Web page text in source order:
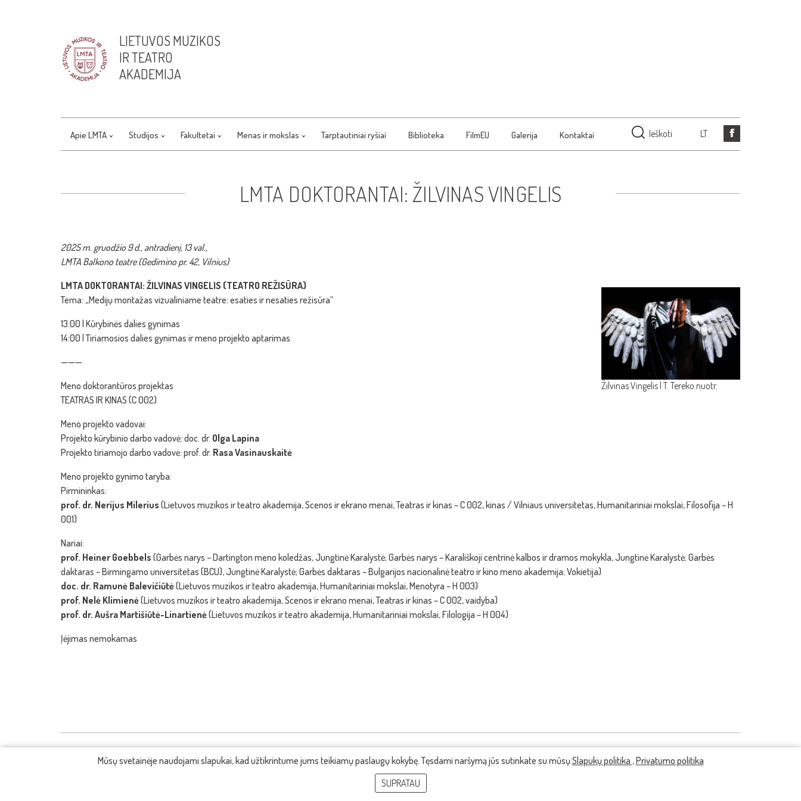
LIETUVOS MUZIKOS
IR TEATRO
AKADEMIJA
Apie LMTA Studijos Fakultetai Menas ir mokslas Tarptautiniai ryšiai Biblioteka FilmEU Galerija Kontaktai Ieškoti LT
Mūsų svetainėje naudojami slapukai, kad užtikrintume jums teikiamų paslaugų kokybę. Tęsdami naršymą jūs sutinkate su mūsųSlapukų politika ,Privatumo politika
SUPRATAU
LMTA DOKTORANTAI: ŽILVINAS VINGELIS
2025 m. gruodžio 9 d., antradienį, 13 val.,
LMTA Balkono teatre (Gedimino pr. 42, Vilnius)
Žilvinas Vingelis | T. Tereko nuotr.
LMTA DOKTORANTAI: ŽILVINAS VINGELIS (TEATRO REŽISŪRA)
Tema: „Medijų montažas vizualiniame teatre: esaties ir nesaties režisūra“
13:00 | Kūrybinės dalies gynimas
14:00 | Tiriamosios dalies gynimas ir meno projekto aptarimas
———
Meno doktorantūros projektas
TEATRAS IR KINAS (C 002)
Meno projekto vadovai:
Projekto kūrybinio darbo vadovė: doc. dr. Olga Lapina
Projekto tiriamojo darbo vadovė: prof. dr. Rasa Vasinauskaitė
Meno projekto gynimo taryba:
Pirmininkas:
prof. dr. Nerijus Milerius (Lietuvos muzikos ir teatro akademija, Scenos ir ekrano menai, Teatras ir kinas – C 002, kinas / Vilniaus universitetas, Humanitariniai mokslai, Filosofija – H
001)
Nariai:
prof. Heiner Goebbels (Garbės narys – Dartington meno koledžas, Jungtinė Karalystė; Garbės narys – Karališkoji centrinė kalbos ir dramos mokykla, Jungtinė Karalystė; Garbės
daktaras – Birmingamo universitetas (BCU), Jungtinė Karalystė; Garbės daktaras – Bulgarijos nacionalinė teatro ir kino meno akademija; Vokietija)
doc. dr. Ramunė Balevičiūtė(Lietuvos muzikos ir teatro akademija, Humanitariniai mokslai, Menotyra – H 003)
prof. Nelė Klimienė(Lietuvos muzikos ir teatro akademija, Scenos ir ekrano menai, Teatras ir kinas – C 002, vaidyba)
prof. dr. Aušra Martišiūtė-Linartienė(Lietuvos muzikos ir teatro akademija, Humanitariniai mokslai, Filologija – H 004)
Įėjimas nemokamas